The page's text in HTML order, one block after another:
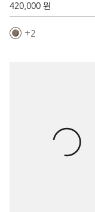
420,000 원
2